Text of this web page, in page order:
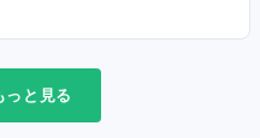
っと見る